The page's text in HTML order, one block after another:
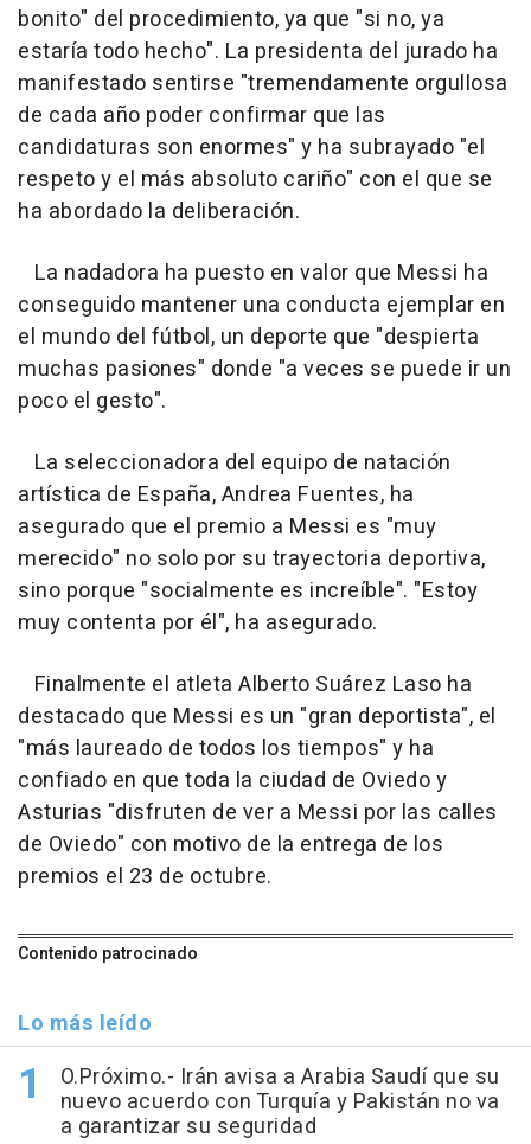
bonito" del procedimiento, ya que "si no, ya
estaría todo hecho". La presidenta del jurado ha
manifestado sentirse "tremendamente orgullosa
de cada año poder confirmar que las
candidaturas son enormes" y ha subrayado "el
respeto y el más absoluto cariño" con el que se
ha abordado la deliberación.
La nadadora ha puesto en valor que Messi ha
conseguido mantener una conducta ejemplar en
el mundo del fútbol, un deporte que "despierta
muchas pasiones" donde "a veces se puede ir un
poco el gesto".
La seleccionadora del equipo de natación
artística de España, Andrea Fuentes, ha
asegurado que el premio a Messi es "muy
merecido" no solo por su trayectoria deportiva,
sino porque "socialmente es increíble". "Estoy
muy contenta por él", ha asegurado.
Finalmente el atleta Alberto Suárez Laso ha
destacado que Messi es un "gran deportista", el
"más laureado de todos los tiempos" y ha
confiado en que toda la ciudad de Oviedo y
Asturias "disfruten de ver a Messi por las calles
de Oviedo" con motivo de la entrega de los
premios el 23 de octubre.
Contenido patrocinado
Lo más leído
O.Próximo.- Irán avisa a Arabia Saudí que su
nuevo acuerdo con Turquía y Pakistán no va
a garantizar su seguridad